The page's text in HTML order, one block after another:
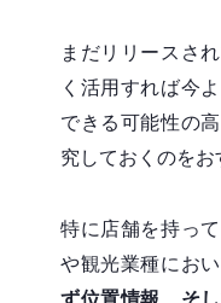
まだリリースさ
く活用すれば今
できる可能性の
究しておくのをお
特に店舗を持っ
や観光業種にお